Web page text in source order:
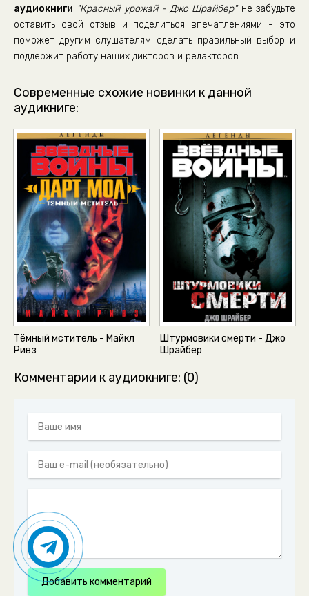
аудиокниги "Красный урожай - Джо Шрайбер"не забудьте
оставить свой отзыв и поделиться впечатлениями - это
поможет другим слушателям сделать правильный выбор и
поддержит работу наших дикторов и редакторов.
Современные схожие новинки к данной
аудикниге:
Тёмный мститель - Майкл
Ривз
Штурмовики смерти - Джо
Шрайбер
Комментарии к аудиокниге: (0)
Добавить комментарий